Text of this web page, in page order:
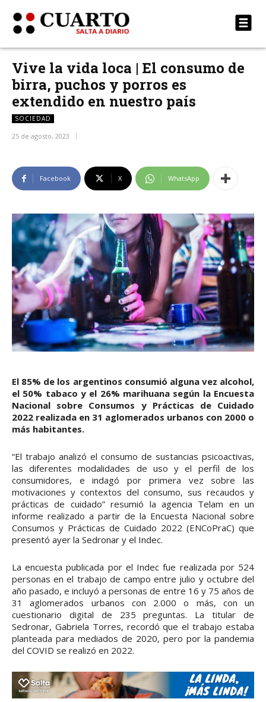
Vive la vida loca | El consumo de
birra, puchos y porros es
extendido en nuestro país
SOCIEDAD
25 de agosto, 2023
Facebook X WhatsApp
El 85% de los argentinos consumió alguna vez alcohol,
el 50% tabaco y el 26% marihuana según la Encuesta
Nacional sobre Consumos y Prácticas de Cuidado
2022 realizada en 31 aglomerados urbanos con 2000 o
más habitantes.
“El trabajo analizó el consumo de sustancias psicoactivas,
las diferentes modalidades de uso y el perfil de los
consumidores, e indagó por primera vez sobre las
motivaciones y contextos del consumo, sus recaudos y
prácticas de cuidado” resumió la agencia Telam en un
informe realizado a partir de la Encuesta Nacional sobre
Consumos y Prácticas de Cuidado 2022 (ENCoPraC) que
presentó ayer la Sedronar y el Indec.
La encuesta publicada por el Indec fue realizada por 524
personas en el trabajo de campo entre julio y octubre del
año pasado, e incluyó a personas de entre 16 y 75 años de
31 aglomerados urbanos con 2.000 o más, con un
cuestionario digital de 235 preguntas. La titular de
Sedronar, Gabriela Torres, recordó que el trabajo estaba
planteada para mediados de 2020, pero por la pandemia
del COVID se realizó en 2022.